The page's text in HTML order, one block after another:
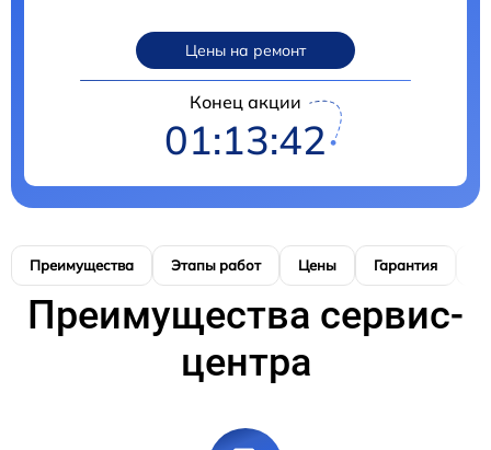
Цены на ремонт
Конец акции
01:13:41
Преимущества Этапы работ Цены Гарантия
Преимущества сервис-
центра